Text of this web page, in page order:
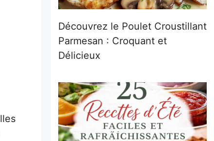
Découvrez le Poulet Croustillant
Parmesan : Croquant et
Délicieux